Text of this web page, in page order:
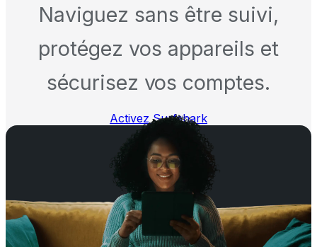
Naviguez sans être suivi,
protégez vos appareils et
sécurisez vos comptes.
Activez Surfshark